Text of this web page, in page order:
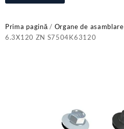
Prima pagină/ Organe de asamblare
6.3X120 ZN S7504K63120